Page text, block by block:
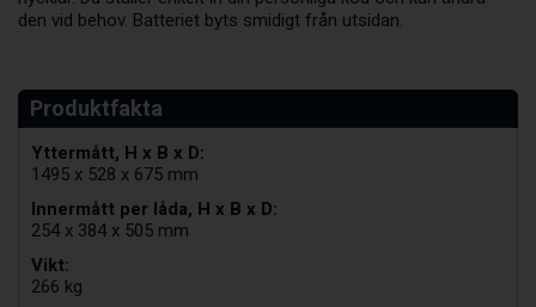
den vid behov. Batteriet byts smidigt från utsidan.
Yttermått, H x B x D:
1495 x 528 x 675 mm
Innermått per låda, H x B x D:
254 x 384 x 505 mm
Vikt:
266 kg